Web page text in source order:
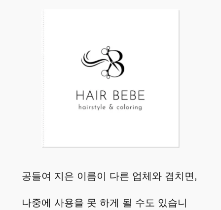
공들여 지은 이름이 다른 업체와 겹치면,
나중에 사용을 못 하게 될 수도 있습니